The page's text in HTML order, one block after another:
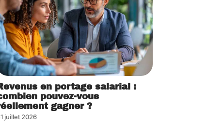
en portage salarial :
pouvez-vous
gagner ?
juillet 2026